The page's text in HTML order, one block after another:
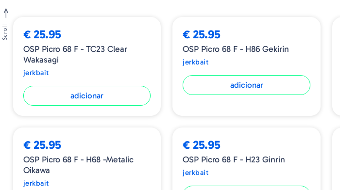
€ 25.95
OSP Picro 68 F - TC23 Clear
Wakasagi
jerkbait
adicionar
€ 25.95
OSP Picro 68 F - H86 Gekirin
jerkbait
adicionar
€ 25.95
OSP Picro 68 F - H68 -Metalic
Oikawa
jerkbait
€ 25.95
OSP Picro 68 F - H23 Ginrin
jerkbait
Scroll